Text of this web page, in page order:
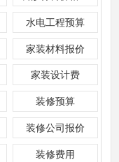
水电工程预算
家装材料报价
家装设计费
装修预算
装修公司报价
装修费用